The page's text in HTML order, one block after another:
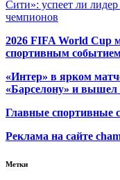
Сити»: успеет ли лидер
чемпионов
2026 FIFA World Cup
спортивным
«Интер» в ярком
«Барселону» и
Главные спортивные
Реклама на сайте
Метки